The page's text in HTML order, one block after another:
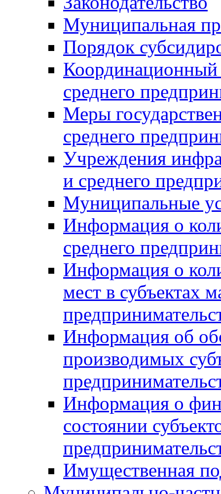
Муниципальная
Порядок
Координационный
среднего
Меры
среднего
Учреждения
и среднего
Муниципальные
Информация о
среднего
Информация о
мест в субъектах
Информация об
производимых
Информация о
состоянии
Имущественная